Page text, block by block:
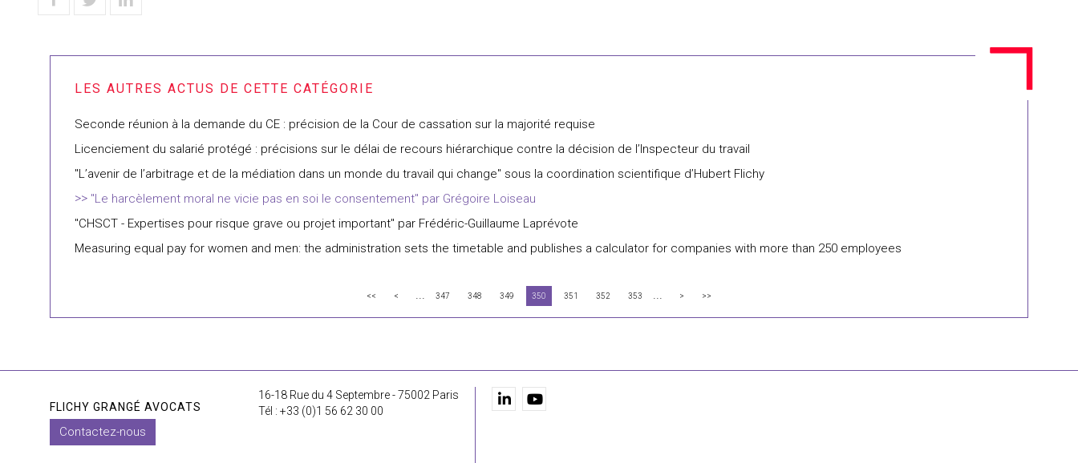
Seconde réunion à la demande du CE : précision de la Cour de cassation sur la majorité requise
Licenciement du salarié protégé : précisions sur le délai de recours hiérarchique contre la décision de l’Inspecteur du travail
"L’avenir de l’arbitrage et de la médiation dans un monde du travail qui change" sous la coordination scientifique d’Hubert Flichy
"Le harcèlement moral ne vicie pas en soi le consentement" par Grégoire Loiseau
"CHSCT - Expertises pour risque grave ou projet important" par Frédéric-Guillaume Laprévote
Measuring equal pay for women and men: the administration sets the timetable and publishes a calculator for companies with more than 250 employees
<< < ... 347 348 349 350 351 352 353 ... > >>
FLICHY GRANGÉ AVOCATS
16-18 Rue du 4 Septembre - 75002 Paris
Tél : +33 (0)1 56 62 30 00
Contactez-nous